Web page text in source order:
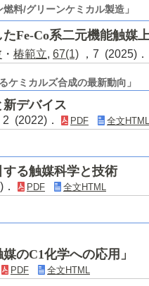
料/グリーンケミカル製造」
Fe-Co系二元機能触媒
・ 椿範立, 67(1) ，7 (2025)
ケミカルズ合成の最新動向」
デバイス
2 (2022)． PDF 全文HTML
る触媒科学と技術
PDF 全文HTML
のC1化学への応用」
PDF 全文HTML